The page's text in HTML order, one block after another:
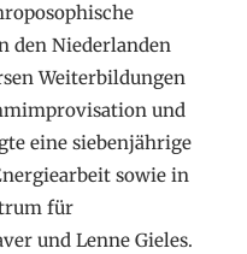
den Niederlanden
Weiterbildungen
und
eine siebenjährige
sowie in
für
und Lenne Gieles.